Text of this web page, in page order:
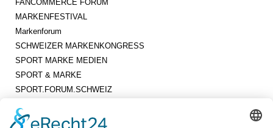
FANCOMMERCE FORUM
MARKENFESTIVAL
Markenforum
SCHWEIZER MARKENKONGRESS
SPORT MARKE MEDIEN
SPORT & MARKE
SPORT.FORUM.SCHWEIZ
Unternehmerforum